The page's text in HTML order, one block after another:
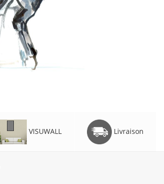
VISUWALL Livraison